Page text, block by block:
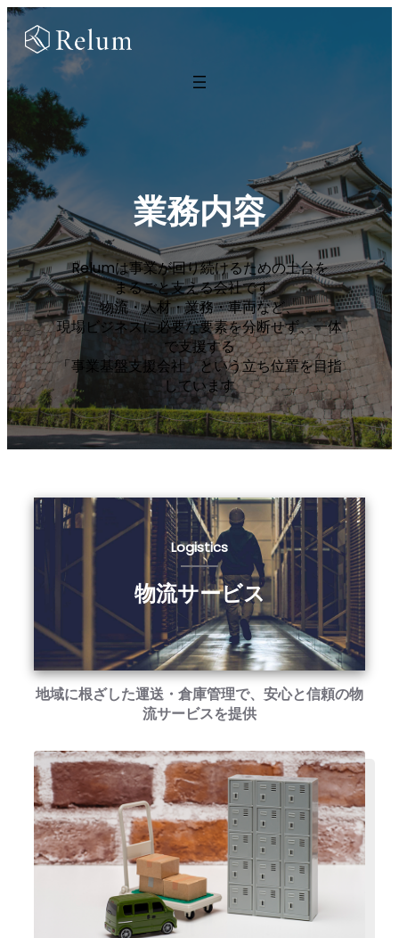
内
容
ス
キ
業務内容
Relumは事業が回り続けるための土台を
まるごと支える会社です。
物流・人材・業務・車両など、
現場ビジネスに必要な要素を分断せず、一体
で支援する
「事業基盤支援会社」という立ち位置を目指
しています
Logistics
物流サービス
地域に根ざした運送・倉庫管理で、安心と信頼の物
流サービスを提供